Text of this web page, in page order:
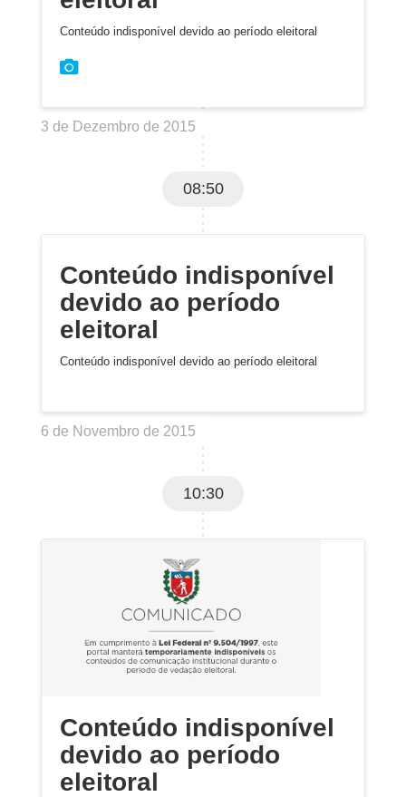
Conteúdo indisponível devido ao período eleitoral
3 de Dezembro de 2015
08:50
Conteúdo indisponível
devido ao período
eleitoral
Conteúdo indisponível devido ao período eleitoral
6 de Novembro de 2015
10:30
Conteúdo indisponível
devido ao período
eleitoral